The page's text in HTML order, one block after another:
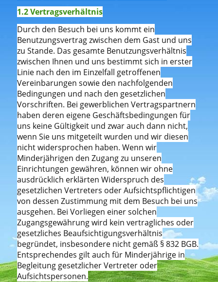
1.2 Vertragsverhältnis
Durch den Besuch bei uns kommt ein
Benutzungsvertrag zwischen dem Gast und uns
zu Stande. Das gesamte Benutzungsverhältnis
zwischen Ihnen und uns bestimmt sich in erster
Linie nach den im Einzelfall getroffenen
Vereinbarungen sowie den nachfolgenden
Bedingungen und nach den gesetzlichen
Vorschriften. Bei gewerblichen Vertragspartnern
haben deren eigene Geschäftsbedingungen für
uns keine Gültigkeit und zwar auch dann nicht,
wenn Sie uns mitgeteilt wurden und wir diesen
nicht widersprochen haben. Wenn wir
Minderjährigen den Zugang zu unseren
Einrichtungen gewähren, können wir ohne
ausdrücklich erklärten Widerspruch des
gesetzlichen Vertreters oder Aufsichtspflichtigen
von dessen Zustimmung mit dem Besuch bei uns
ausgehen. Bei Vorliegen einer solchen
Zugangsgewährung wird kein vertragliches oder
gesetzliches Beaufsichtigungsverhältnis
begründet, insbesondere nicht gemäß § 832 BGB.
Entsprechendes gilt auch für Minderjährige in
Begleitung gesetzlicher Vertreter oder
Aufsichtspersonen.